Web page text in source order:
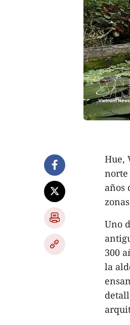
Hue,
norte
años
Uno
300
la